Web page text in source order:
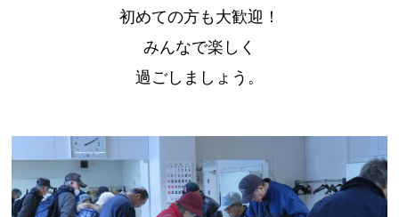
初めての方も大歓迎！
みんなで楽しく
過ごしましょう。